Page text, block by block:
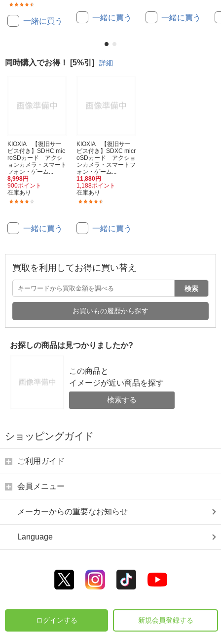
一緒に買う 一緒に買う 一緒に買う
同時購入でお得！ [5%引] 詳細
KIOXIA 【復旧サー
ビス付き】SDHC mic
roSDカード アクシ
ョンカメラ・スマート
フォン・ゲーム...
8,998円
900ポイント
在庫あり
一緒に買う
KIOXIA 【復旧サー
ビス付き】SDXC micr
oSDカード アクショ
ンカメラ・スマートフ
ォン・ゲーム...
11,880円
1,188ポイント
在庫あり
一緒に買う
買取を利用してお得に買い替え
検索
お買いもの履歴から探す
お探しの商品は見つかりましたか?
この商品と
イメージが近い商品を探す
検索する
ショッピングガイド
ご利用ガイド
会員メニュー
メーカーからの重要なお知らせ
Language
ログインする 新規会員登録する